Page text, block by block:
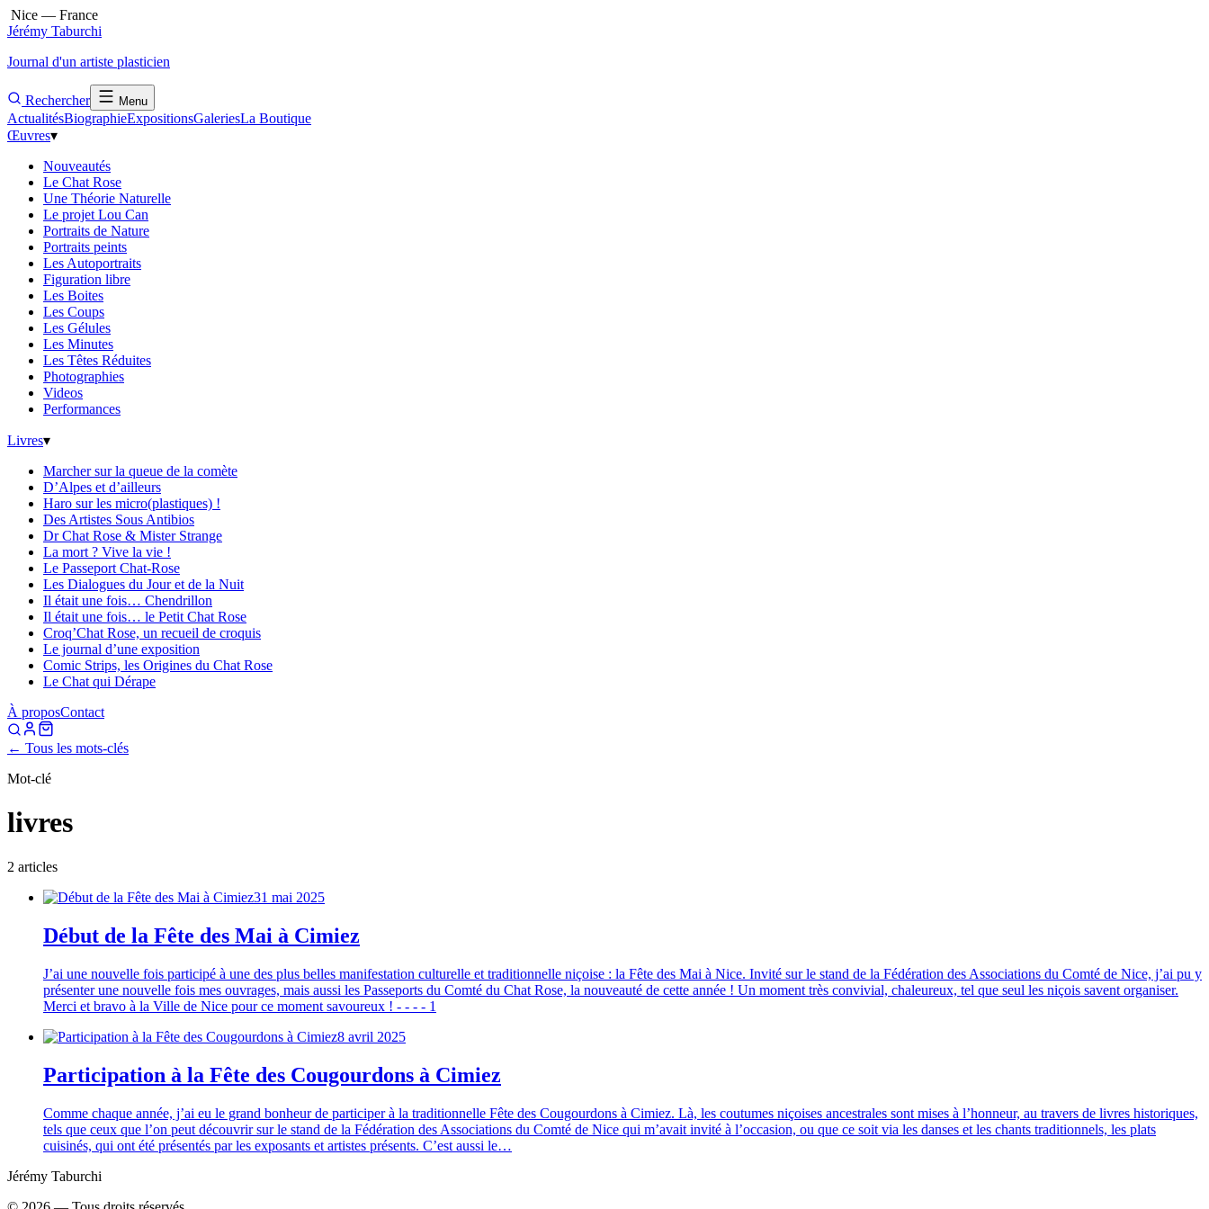
Nice — France
Jérémy Taburchi
Journal d'un artiste plasticien
Rechercher Menu
ActualitésBiographieExpositionsGaleriesLa Boutique
Œuvres▾
Nouveautés
Le Chat Rose
Une Théorie Naturelle
Le projet Lou Can
Portraits de Nature
Portraits peints
Les Autoportraits
Figuration libre
Les Boites
Les Coups
Les Gélules
Les Minutes
Les Têtes Réduites
Photographies
Videos
Performances
Livres▾
Marcher sur la queue de la comète
D’Alpes et d’ailleurs
Haro sur les micro(plastiques) !
Des Artistes Sous Antibios
Dr Chat Rose & Mister Strange
La mort ? Vive la vie !
Le Passeport Chat-Rose
Les Dialogues du Jour et de la Nuit
Il était une fois… Chendrillon
Il était une fois… le Petit Chat Rose
Croq’Chat Rose, un recueil de croquis
Le journal d’une exposition
Comic Strips, les Origines du Chat Rose
Le Chat qui Dérape
À proposContact
← Tous les mots-clés
Mot-clé
livres
2 articles
31 mai 2025
Début de la Fête des Mai à Cimiez
J’ai une nouvelle fois participé à une des plus belles manifestation culturelle et traditionnelle niçoise : la Fête des Mai à Nice. Invité sur le stand de la Fédération des Associations du Comté de Nice, j’ai pu y
présenter une nouvelle fois mes ouvrages, mais aussi les Passeports du Comté du Chat Rose, la nouveauté de cette année ! Un moment très convivial, chaleureux, tel que seul les niçois savent organiser.
Merci et bravo à la Ville de Nice pour ce moment savoureux ! - - - - 1
8 avril 2025
Participation à la Fête des Cougourdons à Cimiez
Comme chaque année, j’ai eu le grand bonheur de participer à la traditionnelle Fête des Cougourdons à Cimiez. Là, les coutumes niçoises ancestrales sont mises à l’honneur, au travers de livres historiques,
tels que ceux que l’on peut découvrir sur le stand de la Fédération des Associations du Comté de Nice qui m’avait invité à l’occasion, ou que ce soit via les danses et les chants traditionnels, les plats
cuisinés, qui ont été présentés par les exposants et artistes présents. C’est aussi le…
Jérémy Taburchi